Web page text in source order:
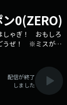
0(ZERO)
しゃぎ！ おもしろ
うぜ！ ※ミスが多
いただけると嬉し
！メールアドレ
ジはこちら
トは
配信が終了
しました